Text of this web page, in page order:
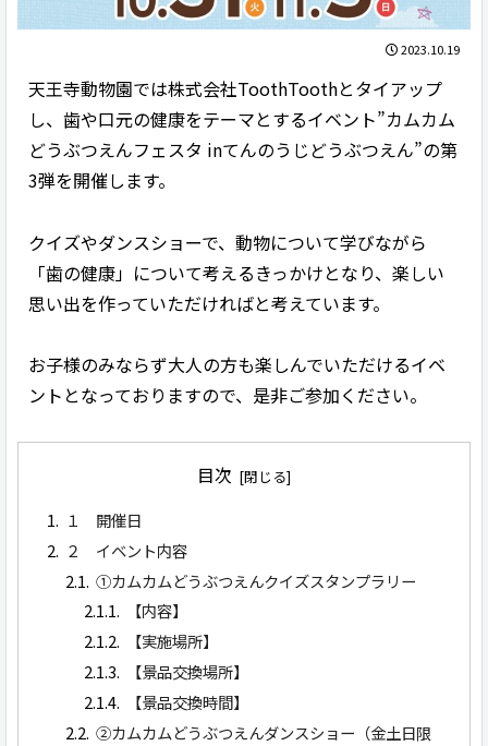
2023.10.19
天王寺動物園では株式会社ToothToothとタイアップ
し、歯や口元の健康をテーマとするイベント”カムカム
どうぶつえんフェスタ inてんのうじどうぶつえん”の第
3弾を開催します。
クイズやダンスショーで、動物について学びながら
「歯の健康」について考えるきっかけとなり、楽しい
思い出を作っていただければと考えています。
お子様のみならず大人の方も楽しんでいただけるイベ
ントとなっておりますので、是非ご参加ください。
目次
１ 開催日
２ イベント内容
①カムカムどうぶつえんクイズスタンプラリー
【内容】
【実施場所】
【景品交換場所】
【景品交換時間】
②カムカムどうぶつえんダンスショー（金土日限